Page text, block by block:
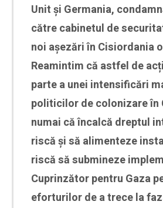
Unit și Germania,
către cabinetul de
noi așezări în Cisiordania
Reamintim că astfel de
parte a unei intensificări
politicilor de colonizare în
numai că încalcă dreptul
riscă și să alimenteze
riscă să submineze
Cuprinzător pentru Gaza
eforturilor de a trece la